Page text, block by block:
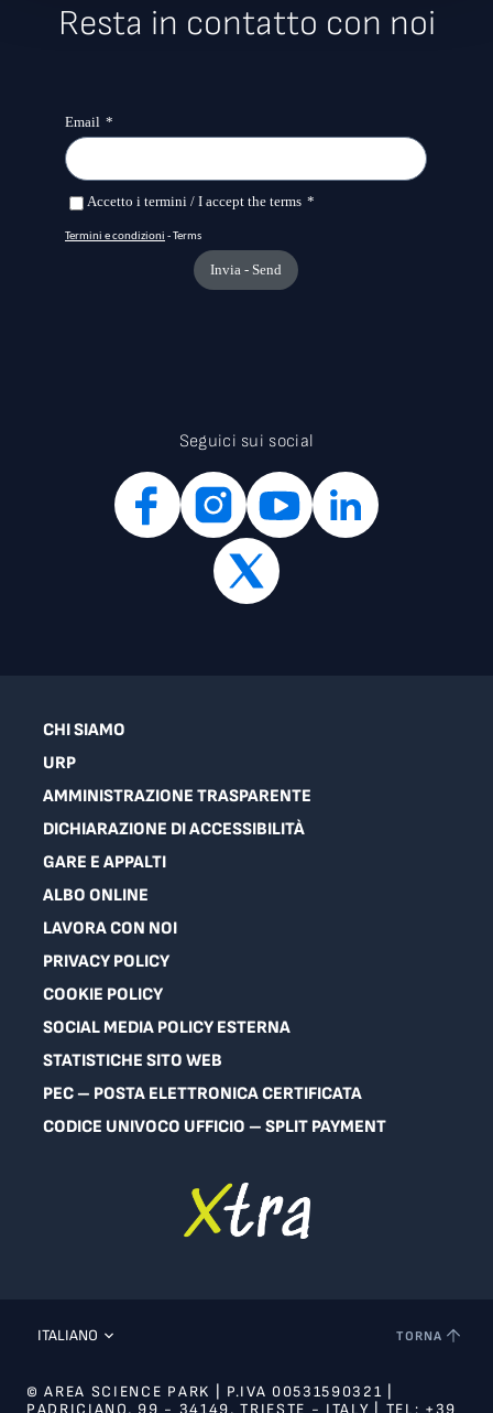
Resta in contatto con noi
Seguici sui social
CHI SIAMO
URP
AMMINISTRAZIONE TRASPARENTE
DICHIARAZIONE DI ACCESSIBILITÀ
GARE E APPALTI
ALBO ONLINE
LAVORA CON NOI
PRIVACY POLICY
COOKIE POLICY
SOCIAL MEDIA POLICY ESTERNA
STATISTICHE SITO WEB
PEC – POSTA ELETTRONICA CERTIFICATA
CODICE UNIVOCO UFFICIO – SPLIT PAYMENT
ITALIANO TORNA
© AREA SCIENCE PARK | P.IVA 00531590321 |